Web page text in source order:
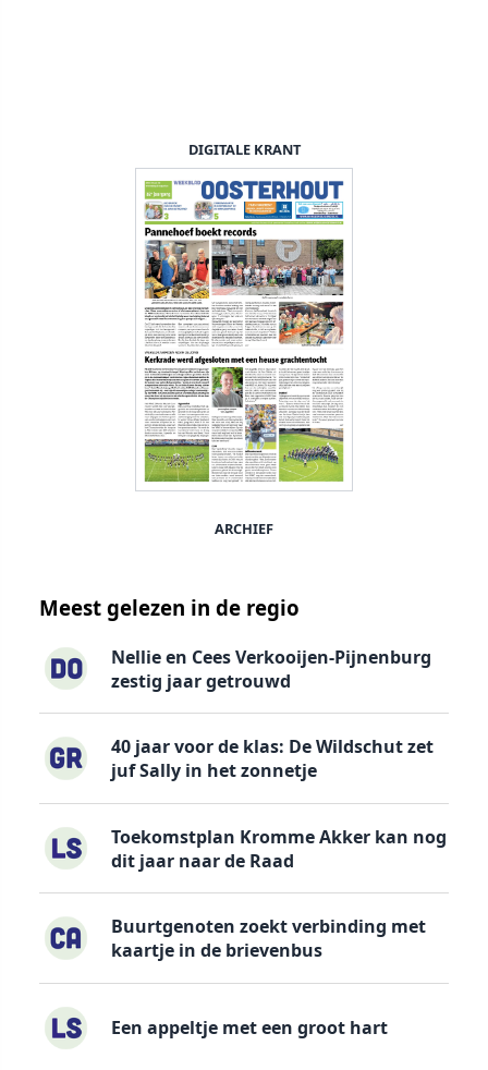
DIGITALE KRANT
ARCHIEF
Meest gelezen in de regio
Nellie en Cees Verkooijen-Pijnenburg
zestig jaar getrouwd
40 jaar voor de klas: De Wildschut zet
juf Sally in het zonnetje
Toekomstplan Kromme Akker kan nog
dit jaar naar de Raad
Buurtgenoten zoekt verbinding met
kaartje in de brievenbus
Een appeltje met een groot hart